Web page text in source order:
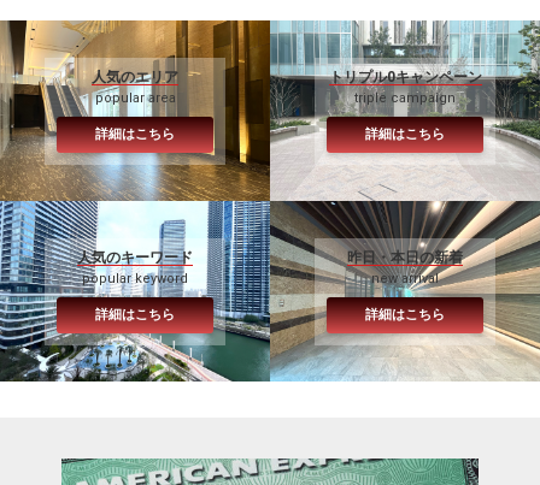
人気のエリア
popular area
詳細はこちら
トリプル0キャンペーン
triple campaign
詳細はこちら
人気のキーワード
popular keyword
詳細はこちら
昨日・本日の新着
new arrival
詳細はこちら